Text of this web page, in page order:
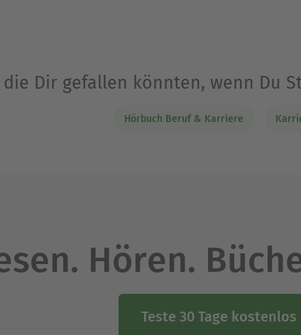
Dir gefallen könnten, wenn Du
Hörbuch Beruf & Karriere
Hören.
Teste 30 Tage kostenlos